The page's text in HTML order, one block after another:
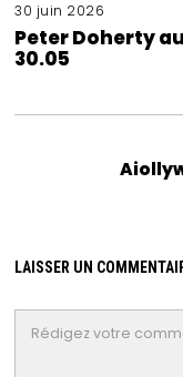
30 juin 2026
Peter Doherty
30.05
LAISSER UN